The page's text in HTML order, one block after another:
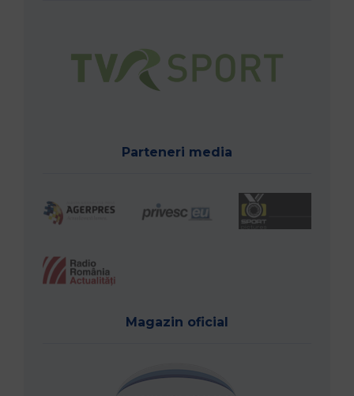
Parteneri media
Magazin oficial